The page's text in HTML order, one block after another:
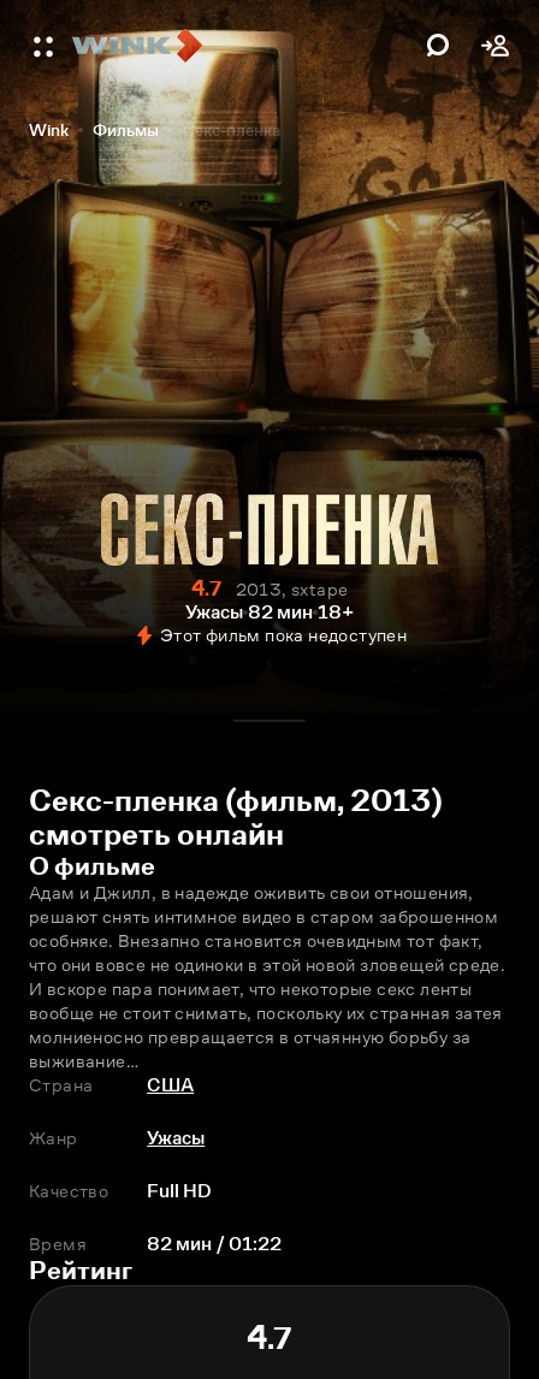
Wink Фильмы Секс-пленка
4.7
2013, sxtape
Ужасы 82 мин 18+
Этот фильм пока недоступен
Секс-пленка (фильм, 2013)
смотреть онлайн
О фильме
Адам и Джилл, в надежде оживить свои отношения,
решают снять интимное видео в старом заброшенном
особняке. Внезапно становится очевидным тот факт,
что они вовсе не одиноки в этой новой зловещей среде.
И вскоре пара понимает, что некоторые секс ленты
вообще не стоит снимать, поскольку их странная затея
молниеносно превращается в отчаянную борьбу за
выживание…
Страна
США
Жанр Ужасы
Качество Full HD
Время 82 мин / 01:22
Рейтинг
4.7